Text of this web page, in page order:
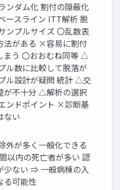
ンダム化 割付の隠蔽化
ースライン ITT解析 脱
ンプルサイズ 〇乱数表
法がある ×容易に割付
まう 〇おおむね同等 △
ル数に比較して脱落が
ル設計が疑問 統計 △交
が不十分 △解析の選択
ンドポイント ×診断基
ない
外が多く一般化できる
以内の死亡者が多い 認
少ない ⇒ 一般病棟の入
る可能性